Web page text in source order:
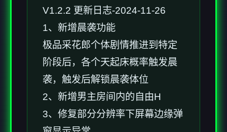
V1.2.2 更新日志-2024-11-26
1、新增晨袭功能
极品采花郎个体剧情推进到特定
阶段后，各个天起床概率触发晨
袭，触发后解锁晨袭体位
2、新增男主房间内的自由H
3、修复部分分辨率下屏幕边缘弹